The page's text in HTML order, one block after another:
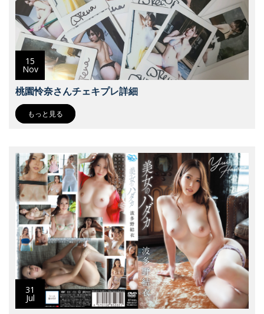
15
Nov
桃園怜奈さんチェキプレ詳細
もっと見る
31
Jul